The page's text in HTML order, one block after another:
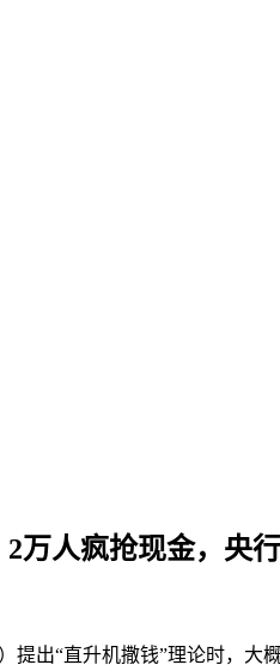
2万人疯抢现金，央
提出“直升机撒钱”理论时，